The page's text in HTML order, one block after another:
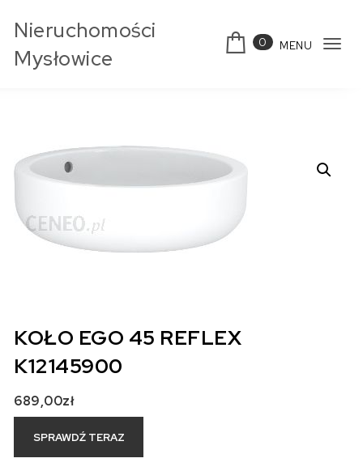
Nieruchomości
Mysłowice
0 MENU
KOŁO EGO 45 REFLEX
K12145900
689,00zł
SPRAWDŹ TERAZ